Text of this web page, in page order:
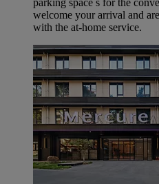
welcome your arrival and
with the at-home service.